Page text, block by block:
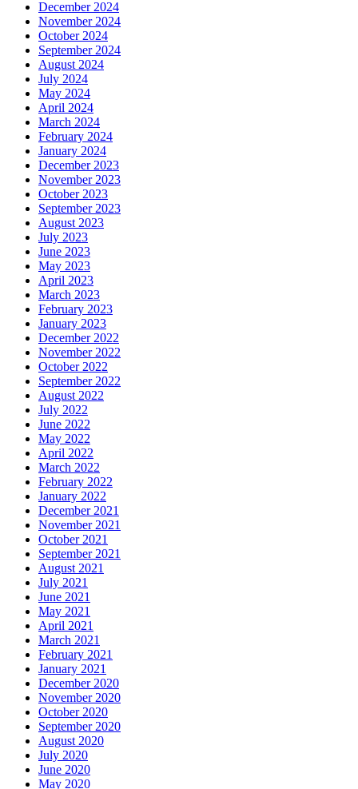
December 2024
November 2024
October 2024
September 2024
August 2024
July 2024
May 2024
April 2024
March 2024
February 2024
January 2024
December 2023
November 2023
October 2023
September 2023
August 2023
July 2023
June 2023
May 2023
April 2023
March 2023
February 2023
January 2023
December 2022
November 2022
October 2022
September 2022
August 2022
July 2022
June 2022
May 2022
April 2022
March 2022
February 2022
January 2022
December 2021
November 2021
October 2021
September 2021
August 2021
July 2021
June 2021
May 2021
April 2021
March 2021
February 2021
January 2021
December 2020
November 2020
October 2020
September 2020
August 2020
July 2020
June 2020
May 2020